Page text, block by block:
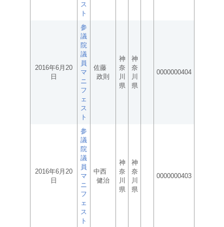
ス
ト
2016年6月20
日
参
議
院
議
員
マ
ニ
フ
ェ
ス
ト
佐藤
政則
神
奈
川
県
神
奈
川
県
0000000404
2016年6月20
日
参
議
院
議
員
マ
ニ
フ
ェ
ス
ト
中西
健治
神
奈
川
県
神
奈
川
県
0000000403